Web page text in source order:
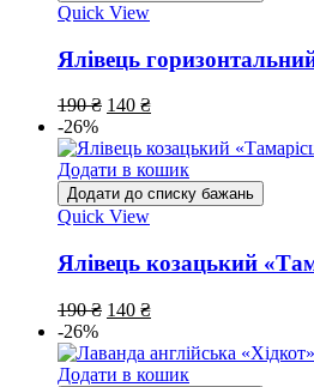
Quick View
Ялівець
190₴ 140 ₴
-26%
Додати в кошик
Додати до списку бажань
Quick View
Ялівець козацький
190₴ 140 ₴
-26%
Додати в кошик